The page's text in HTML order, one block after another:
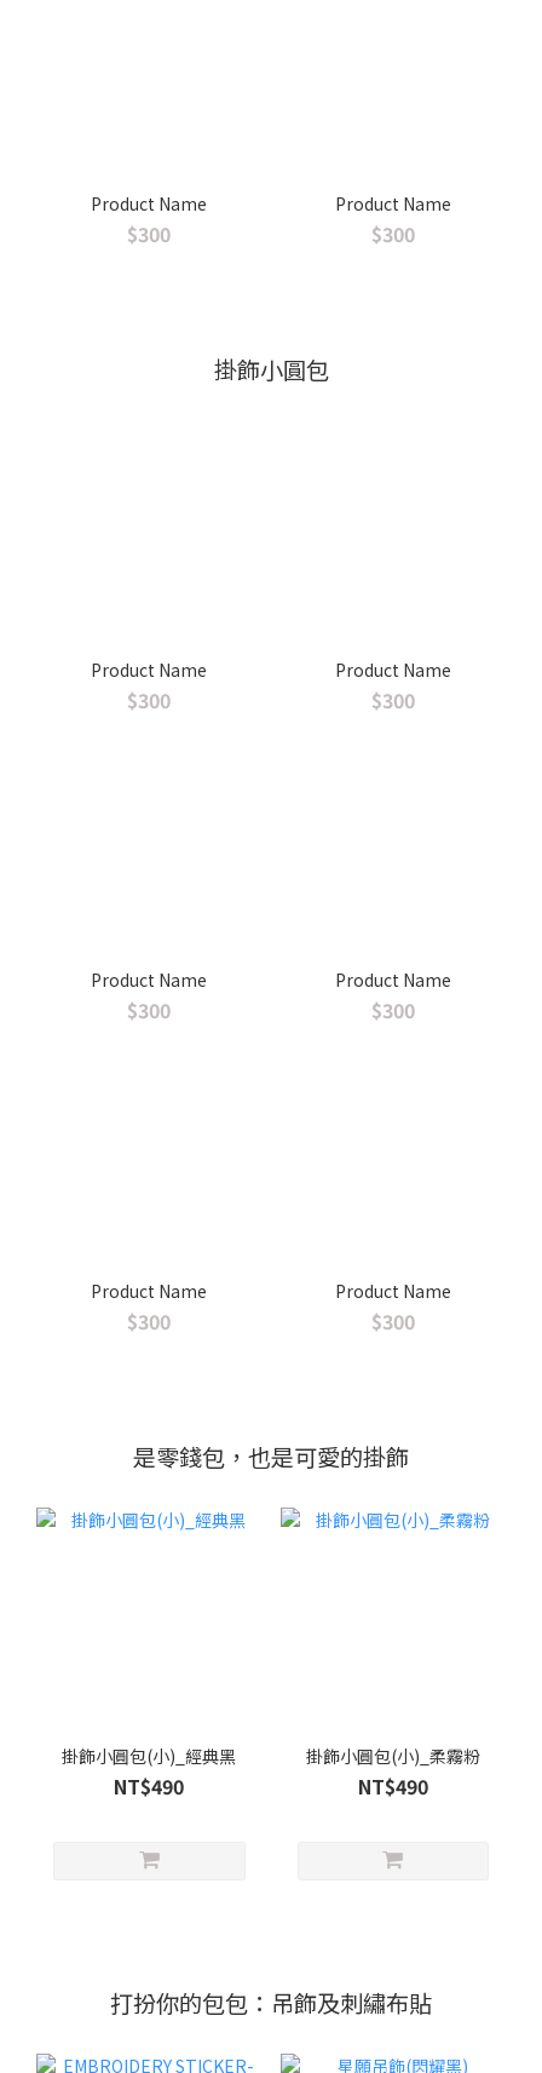
Product Name
$300
Product Name
$300
掛飾小圓包
Product Name
$300
Product Name
$300
Product Name
$300
Product Name
$300
Product Name
$300
Product Name
$300
是零錢包，也是可愛的掛飾
掛飾小圓包(小)_經典黑
NT$490
掛飾小圓包(小)_柔霧粉
NT$490
打扮你的包包：吊飾及刺繡布貼